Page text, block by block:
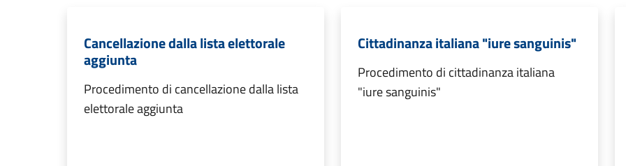
Cancellazione dalla lista elettorale
aggiunta
Procedimento di cancellazione dalla lista
elettorale aggiunta
Cittadinanza italiana "iure sanguinis"
Procedimento di cittadinanza italiana
"iure sanguinis"